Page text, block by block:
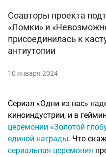
Соавторы проекта
«Ломки» и
присоединилась к
антиутопии
10 января 2024
Сериал «Одни из нас»
киноиндустрии, и в
церемонии «Золотой
единой награды. Что
сериальная церемония